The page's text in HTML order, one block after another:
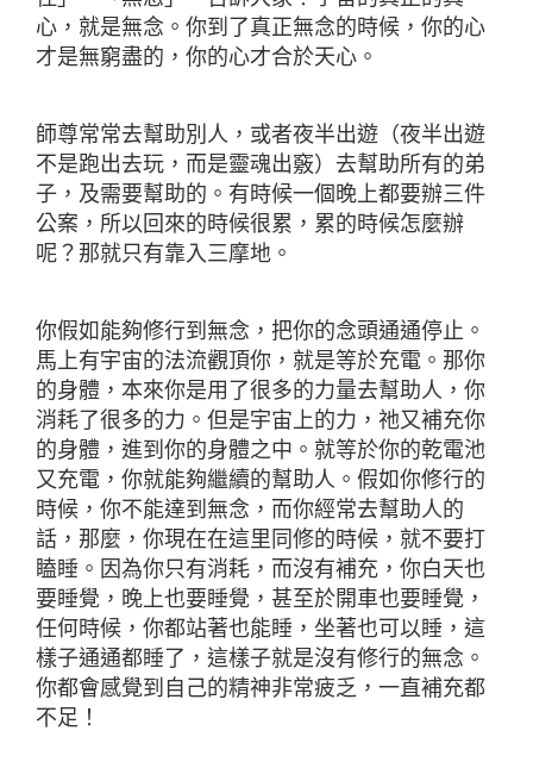
心，就是無念。你到了真正無念的時候，你的心
才是無窮盡的，你的心才合於天心。
師尊常常去幫助別人，或者夜半出遊（夜半出遊
不是跑出去玩，而是靈魂出竅）去幫助所有的弟
子，及需要幫助的。有時候一個晚上都要辦三件
公案，所以回來的時候很累，累的時候怎麼辦
呢？那就只有靠入三摩地。
你假如能夠修行到無念，把你的念頭通通停止。
馬上有宇宙的法流觀頂你，就是等於充電。那你
的身體，本來你是用了很多的力量去幫助人，你
消耗了很多的力。但是宇宙上的力，祂又補充你
的身體，進到你的身體之中。就等於你的乾電池
又充電，你就能夠繼續的幫助人。假如你修行的
時候，你不能達到無念，而你經常去幫助人的
話，那麼，你現在在這里同修的時候，就不要打
瞌睡。因為你只有消耗，而沒有補充，你白天也
要睡覺，晚上也要睡覺，甚至於開車也要睡覺，
任何時候，你都站著也能睡，坐著也可以睡，這
樣子通通都睡了，這樣子就是沒有修行的無念。
你都會感覺到自己的精神非常疲乏，一直補充都
不足！